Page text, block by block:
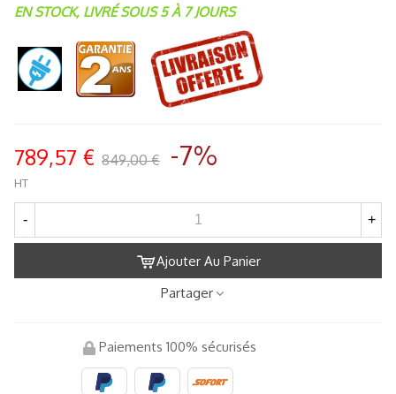
EN STOCK, LIVRÉ SOUS 5 À 7 JOURS
789,57 € 849,00 € -7%
HT
- +
Ajouter Au Panier
Partager
Paiements 100% sécurisés